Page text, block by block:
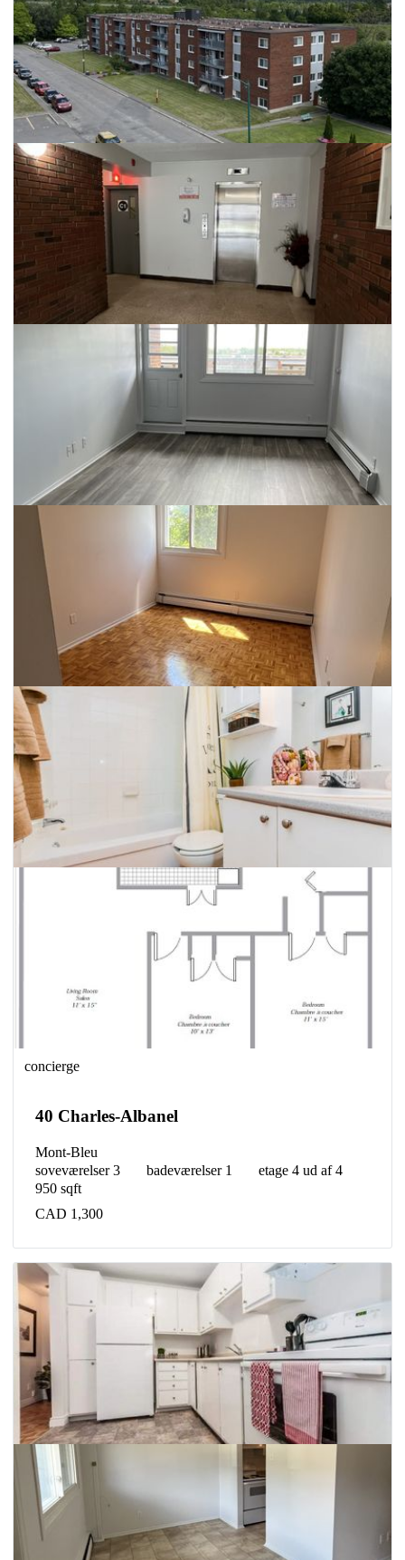
concierge
40 Charles-Albanel
Mont-Bleu
soveværelser 3
badeværelser 1
etage 4 ud af 4
950 sqft
CAD 1,300